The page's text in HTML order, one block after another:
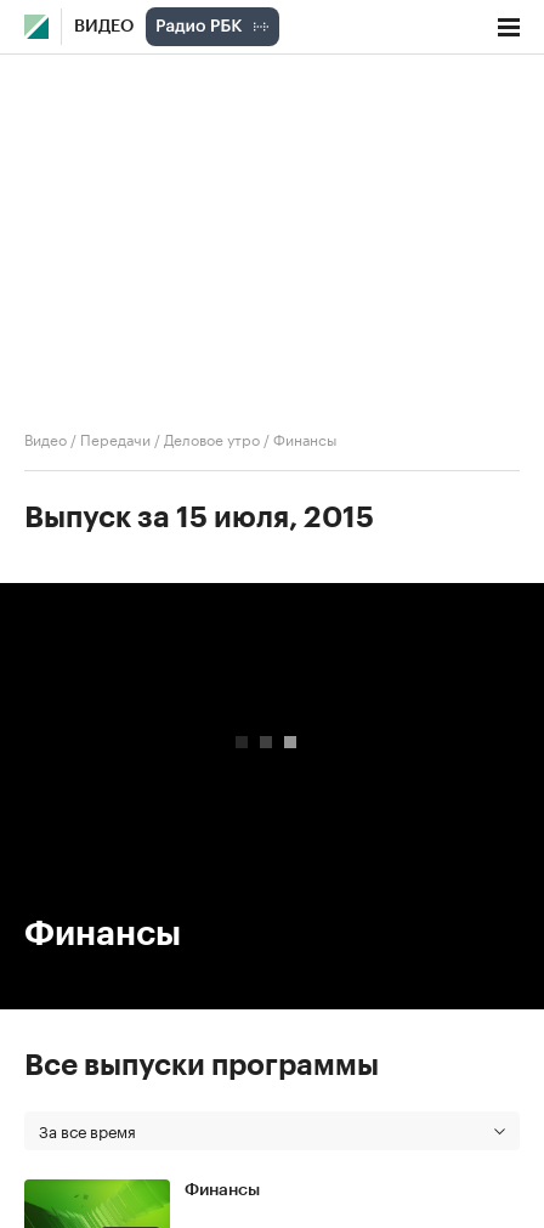
ВИДЕО
Видео / Передачи / Деловое утро /Финансы
Выпуск за 15 июля, 2015
Финансы
Все выпуски программы
За все время
Финансы